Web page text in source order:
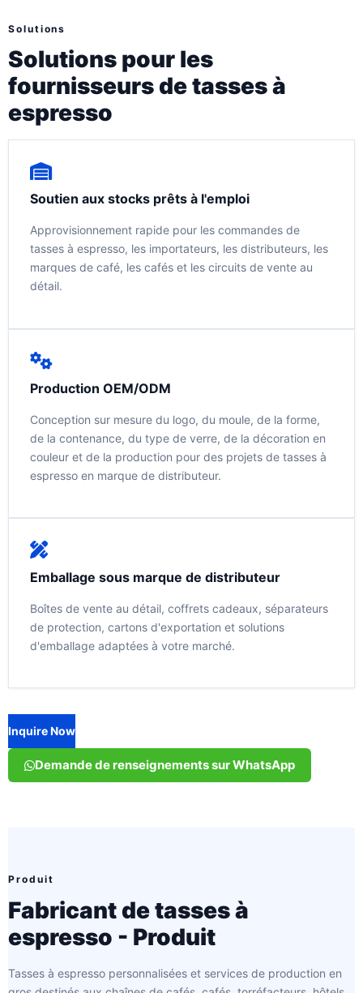
Solutions
Solutions pour les
fournisseurs de tasses à
espresso
Soutien aux stocks prêts à l'emploi
Approvisionnement rapide pour les commandes de
tasses à espresso, les importateurs, les distributeurs, les
marques de café, les cafés et les circuits de vente au
détail.
Production OEM/ODM
Conception sur mesure du logo, du moule, de la forme,
de la contenance, du type de verre, de la décoration en
couleur et de la production pour des projets de tasses à
espresso en marque de distributeur.
Emballage sous marque de distributeur
Boîtes de vente au détail, coffrets cadeaux, séparateurs
de protection, cartons d'exportation et solutions
d'emballage adaptées à votre marché.
Inquire Now
Demande de renseignements sur WhatsApp
Produit
Fabricant de tasses à
espresso - Produit
Tasses à espresso personnalisées et services de production en